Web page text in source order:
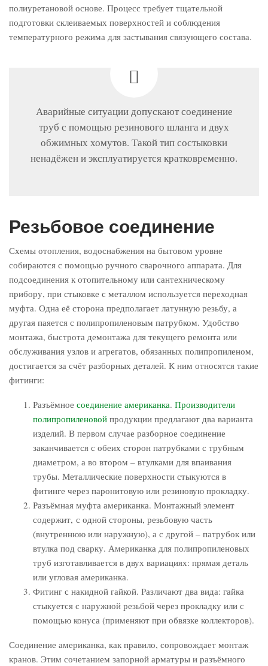
полиуретановой основе. Процесс требует тщательной
подготовки склеиваемых поверхностей и соблюдения
температурного режима для застывания связующего состава.
Аварийные ситуации допускают соединение
труб с помощью резинового шланга и двух
обжимных хомутов. Такой тип состыковки
ненадёжен и эксплуатируется кратковременно.
Резьбовое соединение
Схемы отопления, водоснабжения на бытовом уровне
собираются с помощью ручного сварочного аппарата. Для
подсоединения к отопительному или сантехническому
прибору, при стыковке с металлом используется переходная
муфта. Одна её сторона предполагает латунную резьбу, а
другая паяется с полипропиленовым патрубком. Удобство
монтажа, быстрота демонтажа для текущего ремонта или
обслуживания узлов и агрегатов, обязанных полипропиленом,
достигается за счёт разборных деталей. К ним относятся такие
фитинги:
Разъёмное соединение американка. Производители
полипропиленовой продукции предлагают два варианта
изделий. В первом случае разборное соединение
заканчивается с обеих сторон патрубками с трубным
диаметром, а во втором – втулками для впаивания
трубы. Металлические поверхности стыкуются в
фитинге через паронитовую или резиновую прокладку.
Разъёмная муфта американка. Монтажный элемент
содержит, с одной стороны, резьбовую часть
(внутреннюю или наружную), а с другой – патрубок или
втулка под сварку. Американка для полипропиленовых
труб изготавливается в двух вариациях: прямая деталь
или угловая американка.
Фитинг с накидной гайкой. Различают два вида: гайка
стыкуется с наружной резьбой через прокладку или с
помощью конуса (применяют при обвязке коллекторов).
Соединение американка, как правило, сопровождает монтаж
кранов. Этим сочетанием запорной арматуры и разъёмного